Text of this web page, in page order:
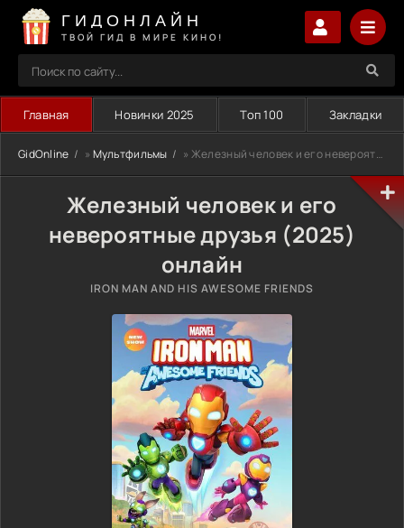
ГИДОНЛАЙН
ТВОЙ ГИД В МИРЕ КИНО!
Главная Новинки 2025 Топ 100 Закладки
GidOnline » Мультфильмы » Железный человек и его невероятные друзья (2025)
Железный человек и его
невероятные друзья (2025)
онлайн
IRON MAN AND HIS AWESOME FRIENDS